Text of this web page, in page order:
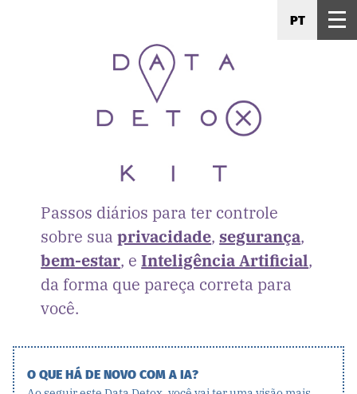
PT
Passos diários para ter controle
sobre suaprivacidade,segurança,
bem-estar, eInteligência Artificial,
da forma que pareça correta para
você.
O QUE HÁ DE NOVO COM A IA?